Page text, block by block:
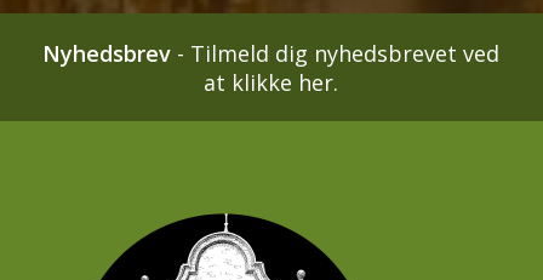
Nyhedsbrev - Tilmeld dig nyhedsbrevet ved
at klikke her.